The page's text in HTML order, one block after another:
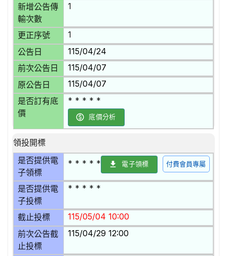
新增公告傳
輸次數
1
更正序號 1
公告日 115/04/24
前次公告日 115/04/07
原公告日 115/04/07
是否訂有底
價
* * * * *
底價分析
領投開標
是否提供電
子領標
* * * * * 電子領標 付費會員專屬
是否提供電
子投標
* * * * *
截止投標 115/05/04 10:00
前次公告截
止投標
115/04/29 12:00